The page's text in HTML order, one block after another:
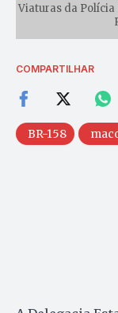
Viaturas da Polícia
COMPARTILHAR
BR-158